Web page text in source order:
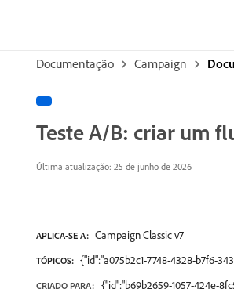
Documentação Campaign
Teste A/B: criar um
Última atualização: 25 de junho de 2026
APLICA-SE A: Campaign Classic v7
TÓPICOS: {"id":"a075b2c1-7748-4328-b7f6-
CRIADO PARA: {"id":"b69b2659-1057-424e-